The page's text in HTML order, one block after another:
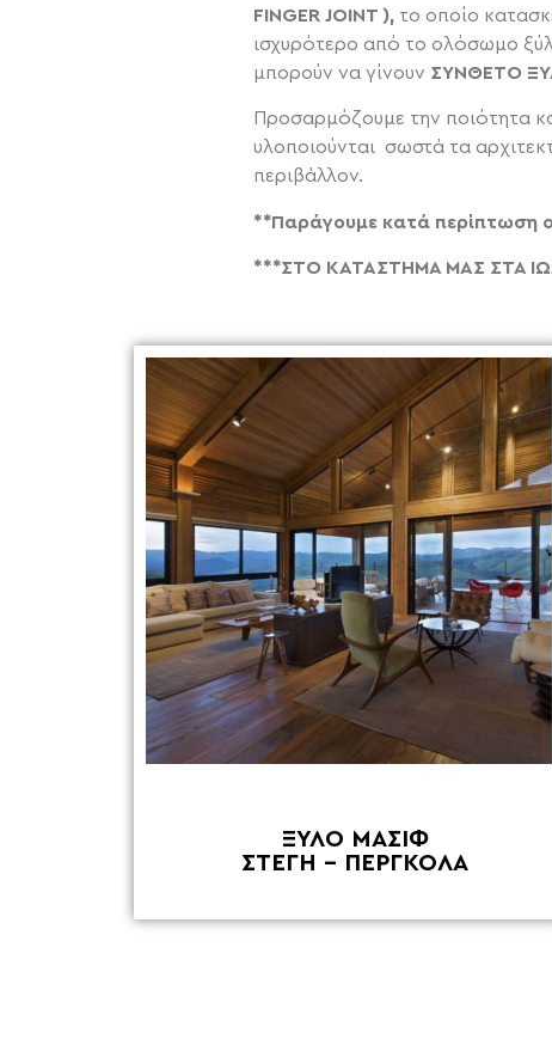
FINGER JOINT ), το οποίο
ισχυρότερο από το ολόσωμο
μπορούν να γίνουν ΣΥΝΘΕΤΟ
Προσαρμόζουμε την ποιότητα
υλοποιούνται σωστά τα
περιβάλλον.
**Παράγουμε κατά περίπτωση
***ΣΤΟ ΚΑΤΑΣΤΗΜΑ ΜΑΣ ΣΤΑ
ΞΥΛΟ ΜΑΣΙΦ
ΣΤΕΓΗ – ΠΕΡΓΚΟΛΑ